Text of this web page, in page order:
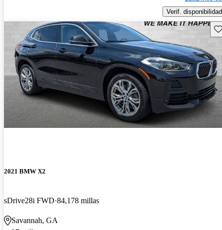
Verif. disponibilidad
2021 BMW X2
sDrive28i FWD 84,178 millas
Savannah, GA